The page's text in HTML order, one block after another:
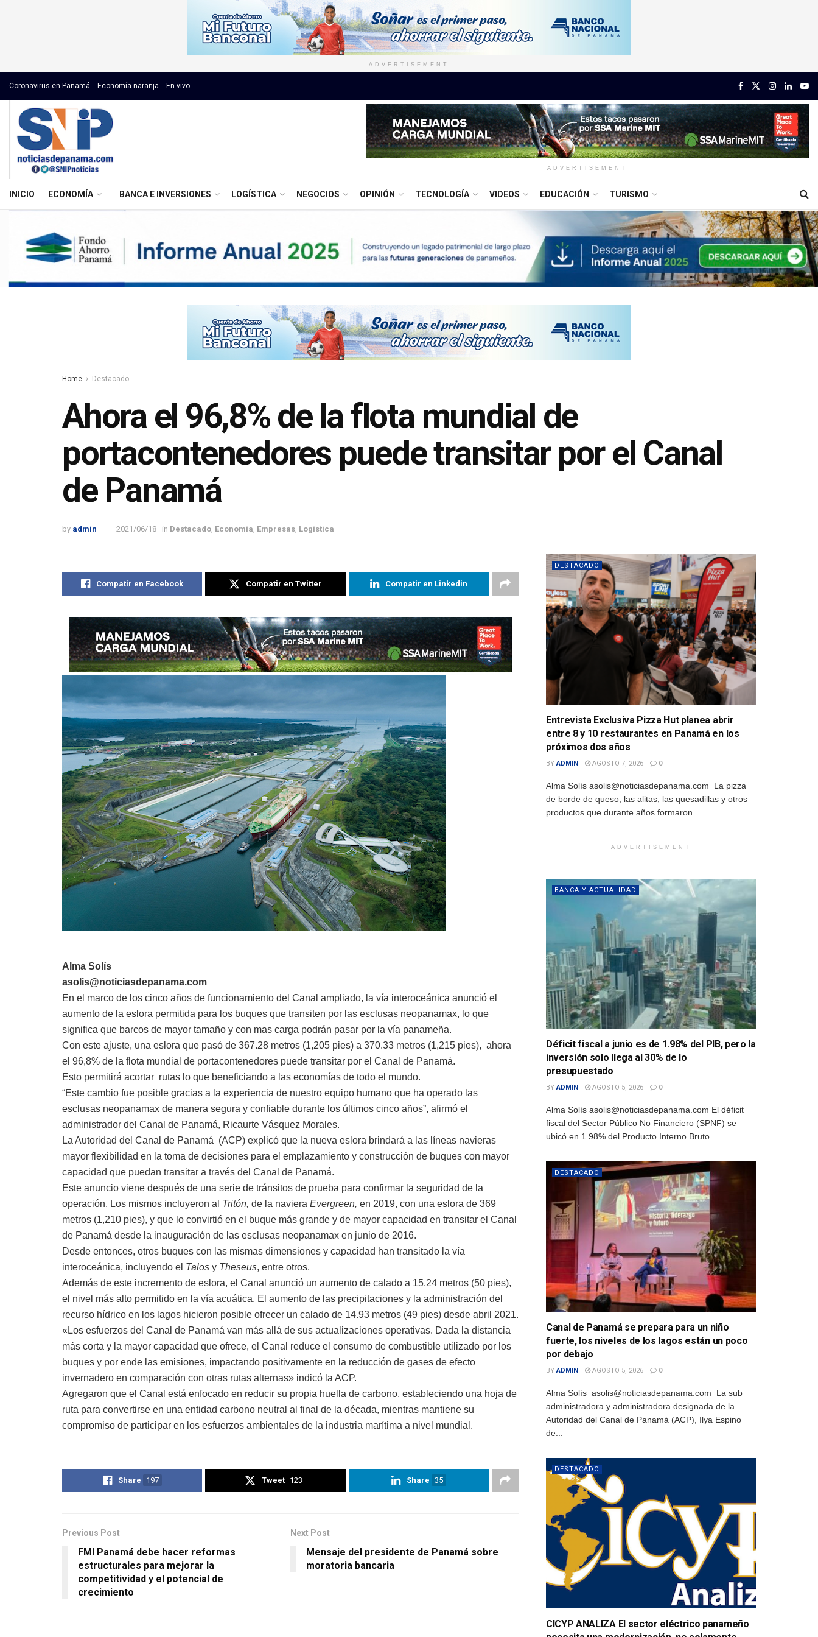
ADVERTISEMENT
Coronavirus en Panamá Economía naranja En vivo
ADVERTISEMENT
INICIO ECONOMÍA BANCA E INVERSIONES LOGÍSTICA NEGOCIOS OPINIÓN TECNOLOGÍA VIDEOS EDUCACIÓN TURISMO
Home Destacado
Ahora el 96,8% de la flota mundial de
portacontenedores puede transitar por el Canal
de Panamá
by admin 2021/06/18 in Destacado Economía Empresas Logística
Compatir en Facebook Compatir en Twitter Compatir en Linkedin
Alma Solís
asolis@noticiasdepanama.com
En el marco de los cinco años de funcionamiento del Canal ampliado, la vía interoceánica anunció el
aumento de la eslora permitida para los buques que transiten por las esclusas neopanamax, lo que
significa que barcos de mayor tamaño y con mas carga podrán pasar por la vía panameña.
Con este ajuste, una eslora que pasó de 367.28 metros (1,205 pies) a 370.33 metros (1,215 pies), ahora
el 96,8% de la flota mundial de portacontenedores puede transitar por el Canal de Panamá.
Esto permitirá acortar rutas lo que beneficiando a las economías de todo el mundo.
“Este cambio fue posible gracias a la experiencia de nuestro equipo humano que ha operado las
esclusas neopanamax de manera segura y confiable durante los últimos cinco años”, afirmó el
administrador del Canal de Panamá, Ricaurte Vásquez Morales.
La Autoridad del Canal de Panamá (ACP) explicó que la nueva eslora brindará a las líneas navieras
mayor flexibilidad en la toma de decisiones para el emplazamiento y construcción de buques con mayor
capacidad que puedan transitar a través del Canal de Panamá.
Este anuncio viene después de una serie de tránsitos de prueba para confirmar la seguridad de la
operación. Los mismos incluyeron al Tritón, de la naviera Evergreen, en 2019, con una eslora de 369
metros (1,210 pies), y que lo convirtió en el buque más grande y de mayor capacidad en transitar el Canal
de Panamá desde la inauguración de las esclusas neopanamax en junio de 2016.
Desde entonces, otros buques con las mismas dimensiones y capacidad han transitado la vía
interoceánica, incluyendo el Talos y Theseus, entre otros.
Además de este incremento de eslora, el Canal anunció un aumento de calado a 15.24 metros (50 pies),
el nivel más alto permitido en la vía acuática. El aumento de las precipitaciones y la administración del
recurso hídrico en los lagos hicieron posible ofrecer un calado de 14.93 metros (49 pies) desde abril 2021.
«Los esfuerzos del Canal de Panamá van más allá de sus actualizaciones operativas. Dada la distancia
más corta y la mayor capacidad que ofrece, el Canal reduce el consumo de combustible utilizado por los
buques y por ende las emisiones, impactando positivamente en la reducción de gases de efecto
invernadero en comparación con otras rutas alternas» indicó la ACP.
Agregaron que el Canal está enfocado en reducir su propia huella de carbono, estableciendo una hoja de
ruta para convertirse en una entidad carbono neutral al final de la década, mientras mantiene su
compromiso de participar en los esfuerzos ambientales de la industria marítima a nivel mundial.
Share 197 Tweet 123 Share 35
Previous Post
FMI Panamá debe hacer reformas
estructurales para mejorar la
competitividad y el potencial de
crecimiento
Next Post
Mensaje del presidente de Panamá sobre
moratoria bancaria
DESTACADO
Entrevista Exclusiva Pizza Hut planea abrir
entre 8 y 10 restaurantes en Panamá en los
próximos dos años
BY ADMIN AGOSTO 7, 2026 0
Alma Solís asolis@noticiasdepanama.com La pizza
de borde de queso, las alitas, las quesadillas y otros
productos que durante años formaron...
ADVERTISEMENT
BANCA Y ACTUALIDAD
Déficit fiscal a junio es de 1.98% del PIB, pero la
inversión solo llega al 30% de lo
presupuestado
BY ADMIN AGOSTO 5, 2026 0
Alma Solís asolis@noticiasdepanama.com El déficit
fiscal del Sector Público No Financiero (SPNF) se
ubicó en 1.98% del Producto Interno Bruto...
DESTACADO
Canal de Panamá se prepara para un niño
fuerte, los niveles de los lagos están un poco
por debajo
BY ADMIN AGOSTO 5, 2026 0
Alma Solís asolis@noticiasdepanama.com La sub
administradora y administradora designada de la
Autoridad del Canal de Panamá (ACP), Ilya Espino
de...
DESTACADO
CICYP ANALIZA El sector eléctrico panameño